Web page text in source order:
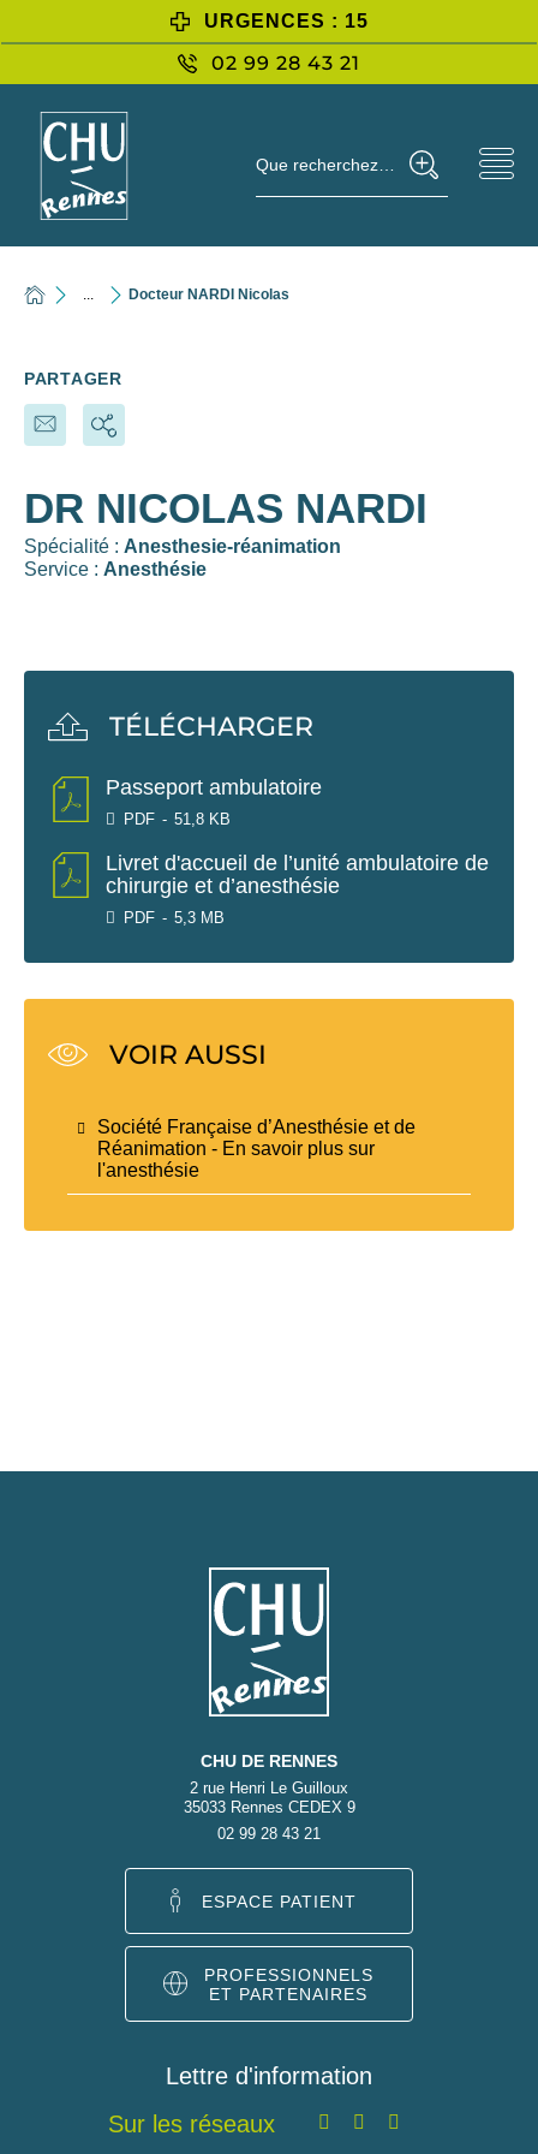
URGENCES : 15
02 99 28 43 21
Que recherchez-vous ?
... Docteur NARDI Nicolas
DR NICOLAS NARDI
Spécialité : Anesthesie-réanimation
Service : Anesthésie
TÉLÉCHARGER
Passeport ambulatoire
PDF 51,8 KB
Livret d'accueil de l’unité ambulatoire de
chirurgie et d’anesthésie
PDF 5,3 MB
VOIR AUSSI
Société Française d’Anesthésie et de
Réanimation - En savoir plus sur
l'anesthésie
PARTAGER
CHU DE RENNES
2 rue Henri Le Guilloux
35033 Rennes CEDEX 9
02 99 28 43 21
ESPACE PATIENT
PROFESSIONNELS
ET PARTENAIRES
Lettre d'information
Sur les réseaux